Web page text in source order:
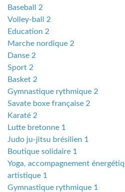
Baseball 2
Volley-ball 2
Education 2
Marche nordique 2
Danse 2
Sport 2
Basket 2
Gymnastique rythmique 2
Savate boxe française 2
Karaté 2
Lutte bretonne 1
Judo ju-jitsu brésilien 1
Boutique solidaire 1
Yoga, accompagnement
artistique 1
Gymnastique rythmique 1